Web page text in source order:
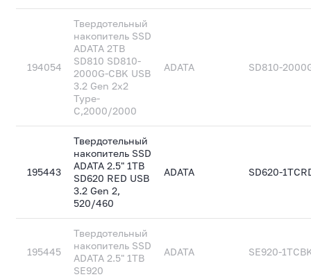
194054
Твердотельный
накопитель SSD
ADATA 2TB
SD810 SD810-
2000G-CBK USB
3.2 Gen 2x2
Type-
C,2000/2000
ADATA SD810-
195443
Твердотельный
накопитель SSD
ADATA 2.5" 1TB
SD620 RED USB
3.2 Gen 2,
520/460
ADATA SD620-
195445
Твердотельный
накопитель SSD
ADATA 2.5" 1TB
SE920
ADATA SE920-